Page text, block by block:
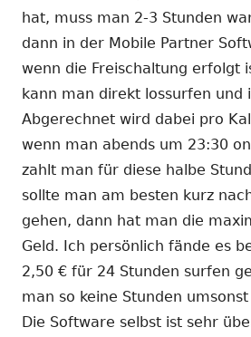
hat, muss man 2-3 Stunden
dann in der Mobile Partner
wenn die Freischaltung erfolgt
kann man direkt lossurfen und
Abgerechnet wird dabei pro
wenn man abends um 23:30
zahlt man für diese halbe
sollte man am besten kurz
gehen, dann hat man die
Geld. Ich persönlich fände es
2,50 € für 24 Stunden surfen
man so keine Stunden
Die Software selbst ist sehr